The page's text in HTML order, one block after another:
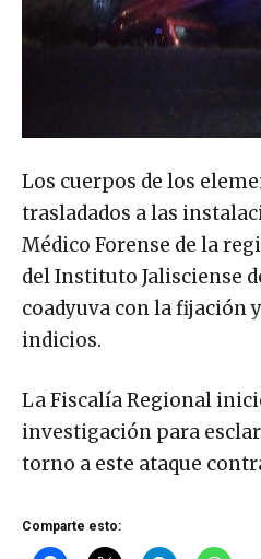
Los cuerpos de los
trasladados a las
Médico Forense de la
del Instituto Jalisciense
coadyuva con la fijación
indicios.
La Fiscalía Regional
investigación para
torno a este ataque
Comparte esto: